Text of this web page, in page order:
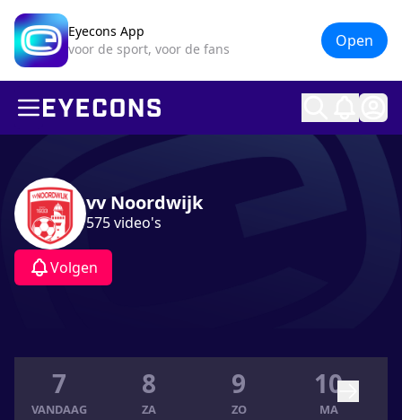
Eyecons App
voor de sport, voor de fans
Open
vv Noordwijk
575video's
Volgen
7
VANDAAG
8
ZA
9
ZO
10
MA